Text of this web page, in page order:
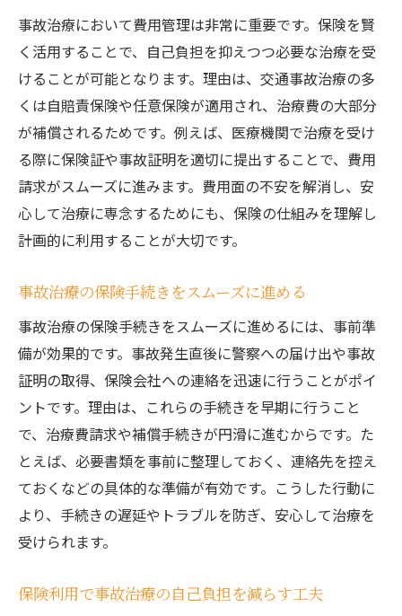
事故治療において費用管理は非常に重要です。保険を賢
く活用することで、自己負担を抑えつつ必要な治療を受
けることが可能となります。理由は、交通事故治療の多
くは自賠責保険や任意保険が適用され、治療費の大部分
が補償されるためです。例えば、医療機関で治療を受け
る際に保険証や事故証明を適切に提出することで、費用
請求がスムーズに進みます。費用面の不安を解消し、安
心して治療に専念するためにも、保険の仕組みを理解し
計画的に利用することが大切です。
事故治療の保険手続きをスムーズに進める
事故治療の保険手続きをスムーズに進めるには、事前準
備が効果的です。事故発生直後に警察への届け出や事故
証明の取得、保険会社への連絡を迅速に行うことがポイ
ントです。理由は、これらの手続きを早期に行うこと
で、治療費請求や補償手続きが円滑に進むからです。た
とえば、必要書類を事前に整理しておく、連絡先を控え
ておくなどの具体的な準備が有効です。こうした行動に
より、手続きの遅延やトラブルを防ぎ、安心して治療を
受けられます。
保険利用で事故治療の自己負担を減らす工夫